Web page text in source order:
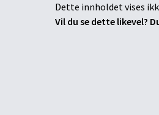
Dette innholdet vises
Vil du se dette likevel?